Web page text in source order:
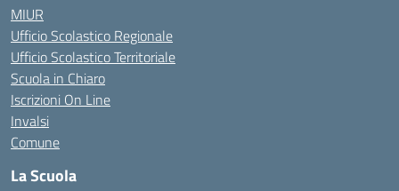
MIUR
Ufficio Scolastico Regionale
Ufficio Scolastico Territoriale
Scuola in Chiaro
Iscrizioni On Line
Invalsi
Comune
La Scuola